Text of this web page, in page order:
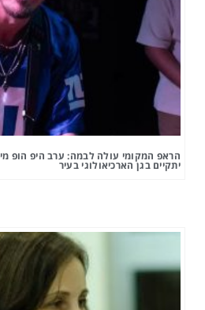
הראפ המקומי עולה לבמה: ערב היפ הופ
יתקיים בגן הארכיאולוגי בעיר